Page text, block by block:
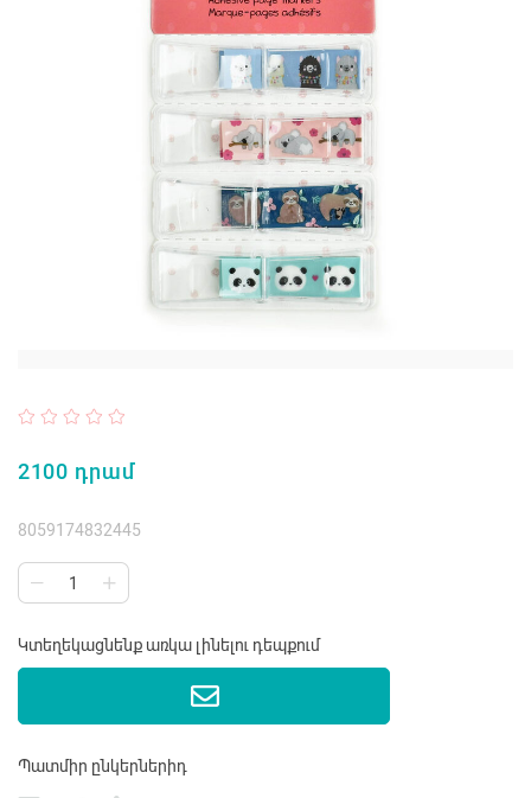
2100 դրամ
8059174832445
Կտեղեկացնենք առկա լինելու դեպքում
Պատմիր ընկերներիդ